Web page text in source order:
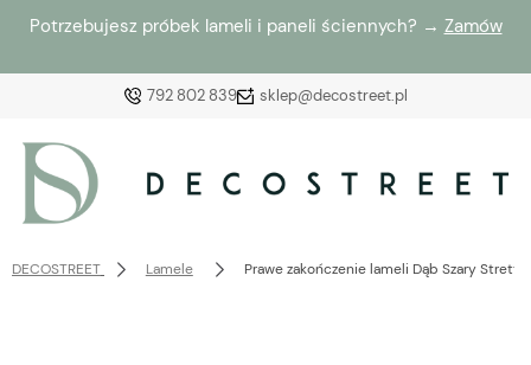
Potrzebujesz próbek lameli i paneli ściennych? → Zamów
792 802 839 sklep@decostreet.pl
DECOSTREET Lamele Prawe zakończenie lameli Dąb Szary